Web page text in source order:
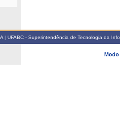
| UFABC - Superintendência de Tecnologia da
Modo